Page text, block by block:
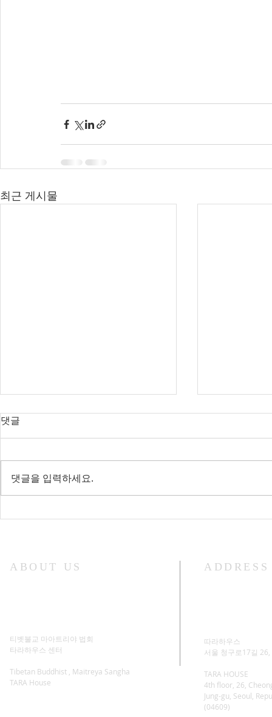
최근 게시물
댓글
댓글을 입력하세요.
ABOUT US
티벳불교 마아트리야 법회
​타라하우스 센터
Tibetan Buddhist , Maitreya Sangha
TARA House
ADDRESS
따라하우스
서울 청구로17길
TARA HOUSE
4th floor, 26,
Jung-gu, Seoul,
(04609)